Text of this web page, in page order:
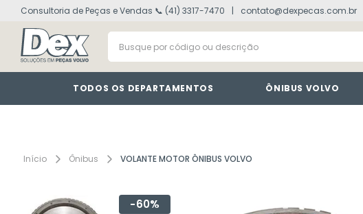
Consultoria de Peças e Vendas 📞 (41) 3317-7470 contato@dexpecas.com.br
Busque por código ou descrição
TODOS OS DEPARTAMENTOS ÔNIBUS VOLVO
Ônibus VOLANTE MOTOR ÔNIBUS VOLVO
60%
1º volvo fh
3º vm
4º farol
5º lanterna
7º defletor
º cabine